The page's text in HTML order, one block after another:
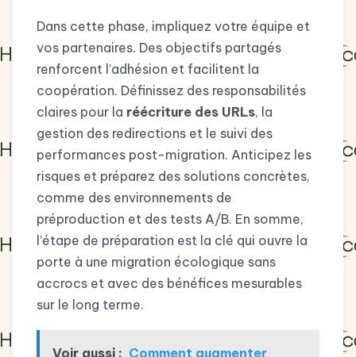
Dans cette phase, impliquez votre équipe et
vos partenaires. Des objectifs partagés
renforcent l’adhésion et facilitent la
coopération. Définissez des responsabilités
claires pour la réécriture des URLs, la
gestion des redirections et le suivi des
performances post-migration. Anticipez les
risques et préparez des solutions concrètes,
comme des environnements de
préproduction et des tests A/B. En somme,
l’étape de préparation est la clé qui ouvre la
porte à une migration écologique sans
accrocs et avec des bénéfices mesurables
sur le long terme.
Voir aussi : Comment augmenter